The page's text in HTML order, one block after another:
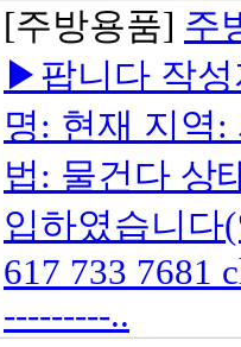
[주방용품] 주
▶팝니다 작성
명: 현재 지역
법: 물건다 상
입하였습니다
617 733 7681
---------..